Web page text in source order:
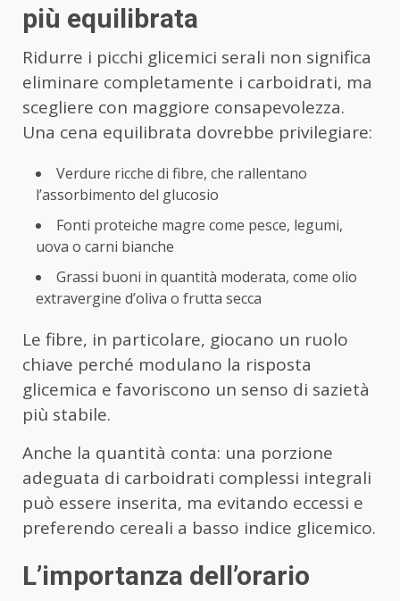
più equilibrata
Ridurre i picchi glicemici serali non significa
eliminare completamente i carboidrati, ma
scegliere con maggiore consapevolezza.
Una cena equilibrata dovrebbe privilegiare:
Verdure ricche di fibre, che rallentano
l’assorbimento del glucosio
Fonti proteiche magre come pesce, legumi,
uova o carni bianche
Grassi buoni in quantità moderata, come olio
extravergine d’oliva o frutta secca
Le fibre, in particolare, giocano un ruolo
chiave perché modulano la risposta
glicemica e favoriscono un senso di sazietà
più stabile.
Anche la quantità conta: una porzione
adeguata di carboidrati complessi integrali
può essere inserita, ma evitando eccessi e
preferendo cereali a basso indice glicemico.
L’importanza dell’orario